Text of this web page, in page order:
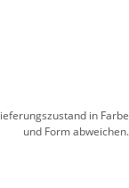
in Farbe
und Form abweichen.